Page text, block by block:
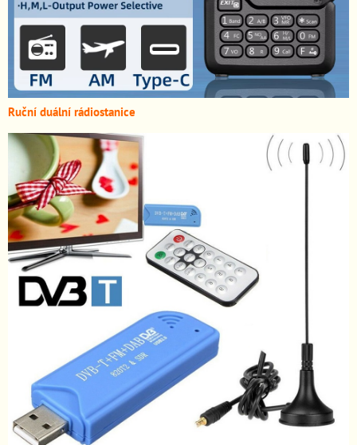
Ruční duální rádiostanice